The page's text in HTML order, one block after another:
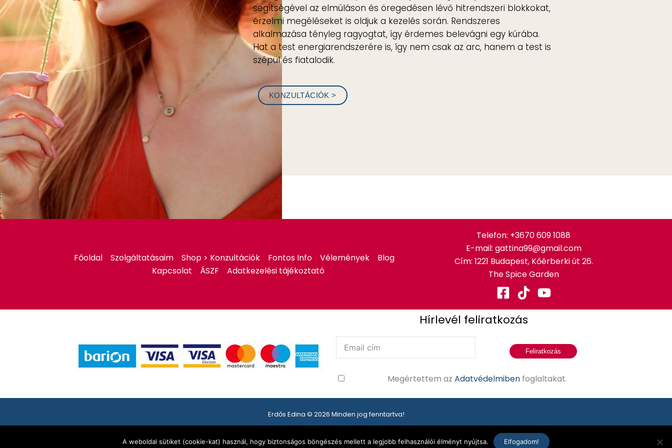
segítségével az elmúláson és öregedésen lévő hitrendszeri blokkokat,
érzelmi megéléseket is oldjuk a kezelés során. Rendszeres
alkalmazása tényleg ragyogtat, így érdemes belevágni egy kúrába.
Hat a test energiarendszerére is, így nem csak az arc, hanem a test is
szépül és fiatalodik.
KONZULTÁCIÓK >
Főoldal Szolgáltatásaim Shop > Konzultációk Fontos Info Vélemények
Blog
Kapcsolat
ÁSZF Adatkezelési tájékoztató
Telefon: +3670 609 1088
E-mail: gattina99@gmail.com
Cím: 1221 Budapest, Kőérberki út 26.
The Spice Garden
Hírlevél feliratkozás
Feliratkozás
Megértettem az Adatvédelmiben foglaltakat.
Erdős Edina © 2026 Minden jog fenntartva!
A weboldal sütiket (cookie-kat) használ, hogy biztonságos böngészés mellett a legjobb felhasználói élményt nyújtsa. Elfogadom!